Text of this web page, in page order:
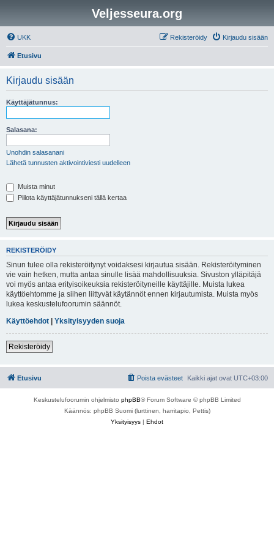
Veljesseura.org
UKK Kirjaudu sisään
Rekisteröidy
Etusivu
Kirjaudu sisään
Käyttäjätunnus:
Salasana:
Unohdin salasanani
Lähetä tunnusten aktivointiviesti uudelleen
Muista minut
Piilota käyttäjätunnukseni tällä kertaa
REKISTERÖIDY
Sinun tulee olla rekisteröitynyt voidaksesi kirjautua sisään. Rekisteröityminen
vie vain hetken, mutta antaa sinulle lisää mahdollisuuksia. Sivuston ylläpitäjä
voi myös antaa erityisoikeuksia rekisteröityneille käyttäjille. Muista lukea
käyttöehtomme ja siihen liittyvät käytännöt ennen kirjautumista. Muista myös
lukea keskustelufoorumin säännöt.
Käyttöehdot | Yksityisyyden suoja
Rekisteröidy
Etusivu Kaikki ajat ovat UTC+03:00
Poista evästeet
Keskustelufoorumin ohjelmisto phpBB® Forum Software © phpBB Limited
Käännös: phpBB Suomi (lurttinen, harritapio, Pettis)
Yksityisyys | Ehdot